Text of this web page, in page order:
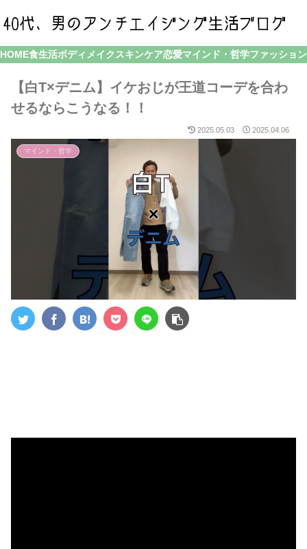
HOME食生活ボディメイク スキンケア恋愛マインド・哲学ファッション
【白T×デニム】イケおじが王道コーデを合わ
せるならこうなる！！
2025.05.03 2025.04.06
マインド・哲学